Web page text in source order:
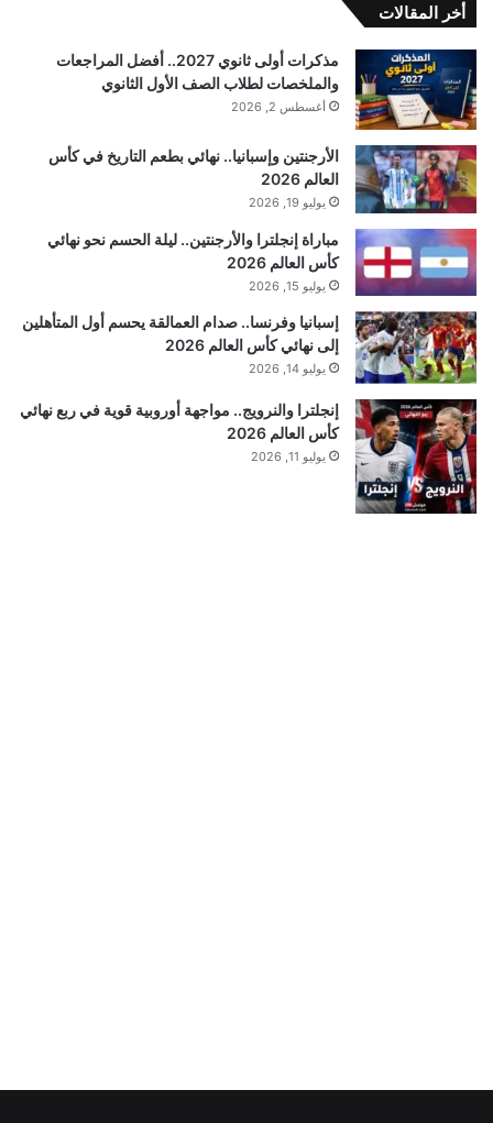
أخر المقالات
مذكرات أولى ثانوي 2027.. أفضل المراجعات
والملخصات لطلاب الصف الأول الثانوي
أغسطس 2, 2026
الأرجنتين وإسبانيا.. نهائي بطعم التاريخ في كأس
العالم 2026
يوليو 19, 2026
مباراة إنجلترا والأرجنتين.. ليلة الحسم نحو نهائي
كأس العالم 2026
يوليو 15, 2026
إسبانيا وفرنسا.. صدام العمالقة يحسم أول المتأهلين
إلى نهائي كأس العالم 2026
يوليو 14, 2026
إنجلترا والنرويج.. مواجهة أوروبية قوية في ربع نهائي
كأس العالم 2026
يوليو 11, 2026